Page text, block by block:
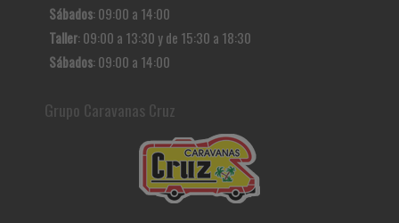
Sábados: 09:00 a 14:00
Taller: 09:00 a 13:30 y de 15:30 a 18:30
Sábados: 09:00 a 14:00
Grupo Caravanas Cruz